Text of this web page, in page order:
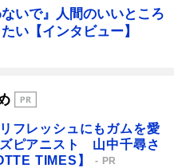
いで』人間のいいところ
い【インタビュー】
フレッシュにもガムを愛
ピアニスト 山中千尋さ
TIMES】
PR